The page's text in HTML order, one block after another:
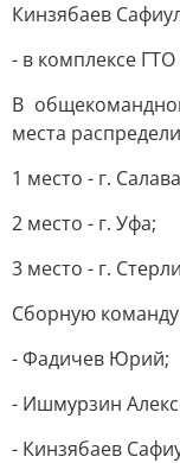
Кинзябаев
- в комплексе
В
места
1 место - г.
2 место - г. Уфа;
3 место - г.
Сборную
- Фадичев Юрий;
- Ишмурзин
- Кинзябаев